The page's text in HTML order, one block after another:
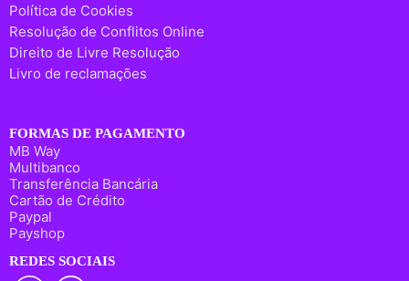
Política de Cookies
Resolução de Conflitos Online
Direito de Livre Resolução
Livro de reclamações
FORMAS DE PAGAMENTO
MB Way
Multibanco
Transferência Bancária
Cartão de Crédito
Paypal
Payshop
REDES SOCIAIS